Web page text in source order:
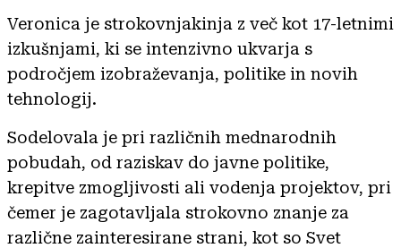
Veronica je strokovnjakinja z več kot 17-letnimi
izkušnjami, ki se intenzivno ukvarja s
področjem izobraževanja, politike in novih
tehnologij.
Sodelovala je pri različnih mednarodnih
pobudah, od raziskav do javne politike,
krepitve zmogljivosti ali vodenja projektov, pri
čemer je zagotavljala strokovno znanje za
različne zainteresirane strani, kot so Svet